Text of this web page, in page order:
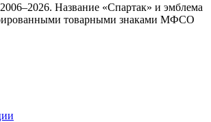
Название «Спартак» и эмблема
товарными знаками МФСО